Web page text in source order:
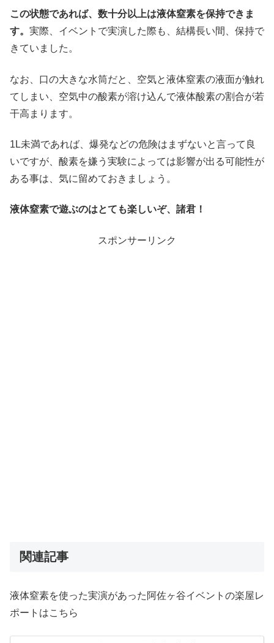
この状態であれば、数十分以上は液体窒素を保持できま
す。 実際、イベントで実演した際も、結構長い間、保持で
きていました。
なお、口の大きな水筒だと、空気と液体窒素の液面が触れ
てしまい、空気中の酸素が溶け込んで液体酸素の割合が若
干高まります。
1L未満であれば、爆発などの危険はまずないと言って良
いですが、酸素を嫌う実験によっては影響が出る可能性が
ある事は、気に留めておきましょう。
液体窒素で遊ぶのはとても楽しいぞ、諸君！
スポンサーリンク
関連記事
液体窒素を使った実演があった阿佐ヶ谷イベントの楽屋レ
ポートはこちら